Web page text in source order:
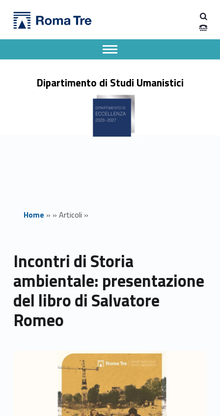
Incontri di Storia ambientale: presentazione del libro di Salvatore Romeo - Dipartimento di Studi Umanistici
Dipartimento di Studi Umanistici
Apri il menu secondario
Header info sidebar
Home » » Articoli »
Incontri di Storia
ambientale: presentazione
del libro di Salvatore
Romeo